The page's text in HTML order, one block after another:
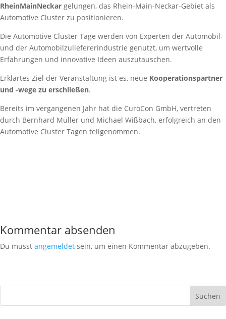
RheinMainNeckar gelungen, das Rhein-Main-Neckar-Gebiet als
Automotive Cluster zu positionieren.
Die Automotive Cluster Tage werden von Experten der Automobil-
und der Automobilzuliefererindustrie genutzt, um wertvolle
Erfahrungen und innovative Ideen auszutauschen.
Erklärtes Ziel der Veranstaltung ist es, neue Kooperationspartner
und -wege zu erschließen.
Bereits im vergangenen Jahr hat die CuroCon GmbH, vertreten
durch Bernhard Müller und Michael Wißbach, erfolgreich an den
Automotive Cluster Tagen teilgenommen.
Kommentar absenden
Du musst angemeldet sein, um einen Kommentar abzugeben.